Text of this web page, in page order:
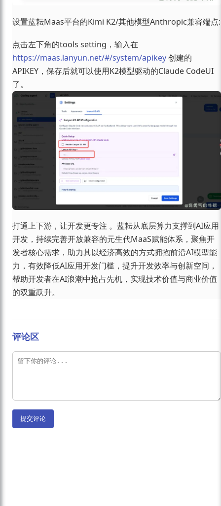
设置蓝耘Maas平台的Kimi K2/其他模型Anthropic兼容端点:
点击左下角的tools setting，输入在
https://maas.lanyun.net/#/system/apikey创建的
APIKEY，保存后就可以使用K2模型驱动的Claude CodeUI
了。
打通上下游，让开发更专注 。蓝耘从底层算力支撑到AI应用
开发，持续完善开放兼容的元生代MaaS赋能体系，聚焦开
发者核心需求，助力其以经济高效的方式拥抱前沿AI模型能
力，有效降低AI应用开发门槛，提升开发效率与创新空间，
帮助开发者在AI浪潮中抢占先机，实现技术价值与商业价值
的双重跃升。
评论区
提交评论